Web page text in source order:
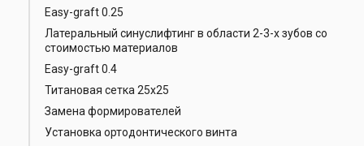
Easy-graft 0.25
Латеральный синуслифтинг в области 2-3-х зубов со
стоимостью материалов
Easy-graft 0.4
Титановая сетка 25х25
Замена формирователей
Установка ортодонтического винта